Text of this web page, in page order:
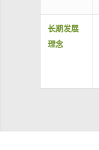
长期发展
理念